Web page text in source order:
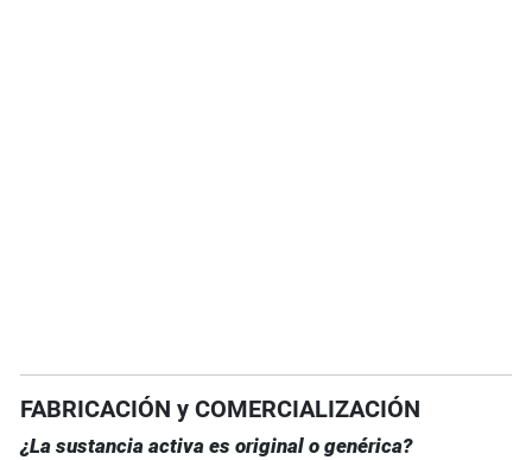
FABRICACIÓN y COMERCIALIZACIÓN
¿La sustancia activa es original o genérica?